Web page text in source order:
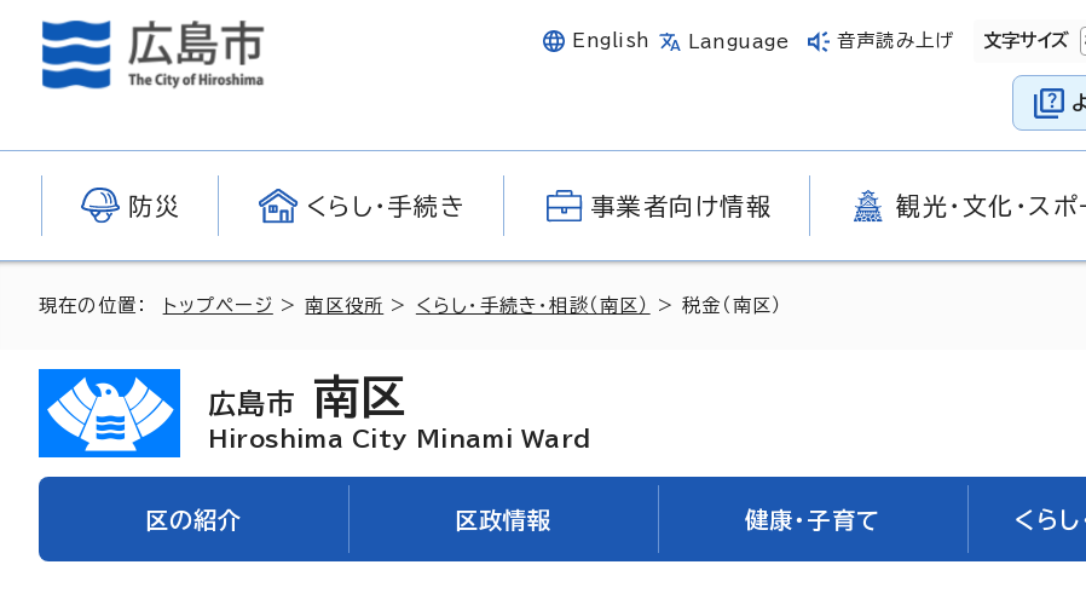
English Language 音声読み上げ 文字サイズ
防災 くらし・手続き 事業者向け情報 観光・文化・スポ
現在の位置： トップページ >南区役所 > くらし・手続き・相談（南区） > 税金（南区）
広島市 南区
Hiroshima City Minami Ward
区の紹介 区政情報 健康・子育て くらし